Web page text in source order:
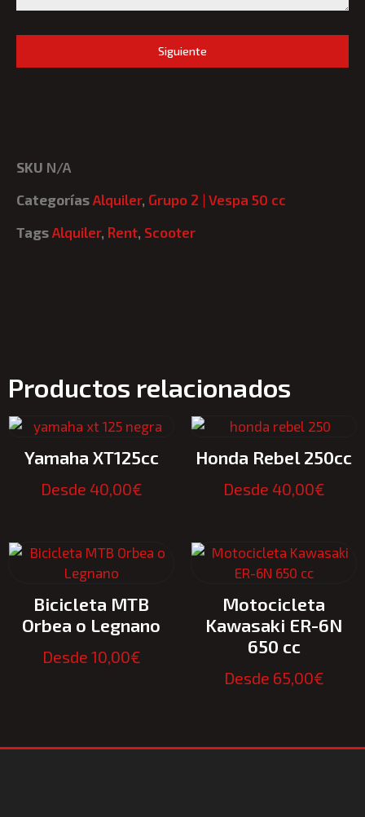
Siguiente
SKU N/A
Categorías Alquiler, Grupo 2 | Vespa 50 cc
Tags Alquiler, Rent Scooter
Productos relacionados
Yamaha XT125cc
Desde 40,00€
Honda Rebel 250cc
Desde 40,00€
Bicicleta MTB
Orbea o Legnano
Desde 10,00€
Motocicleta
Kawasaki ER-6N
650 cc
Desde 65,00€